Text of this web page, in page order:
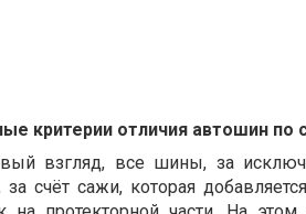
критерии отличия автошин по
взгляд, все шины, за
за счёт сажи, которая